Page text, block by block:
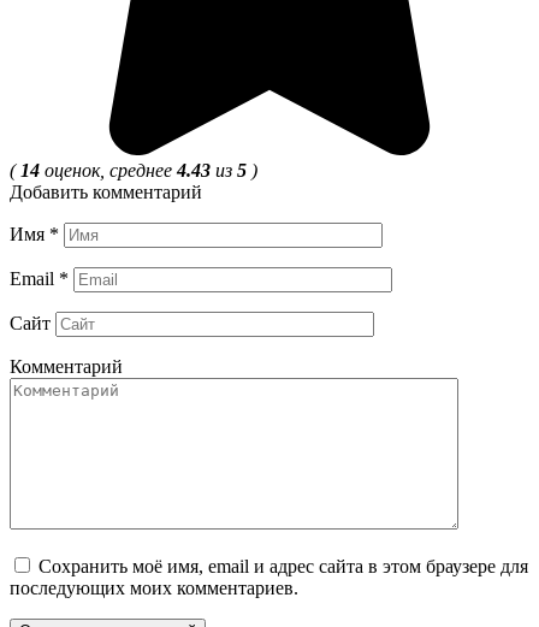
( 14 оценок, среднее4.43 из 5 )
Добавить комментарий
Имя *
Email *
Сайт
Комментарий
Сохранить моё имя, email и адрес сайта в этом браузере для
последующих моих комментариев.